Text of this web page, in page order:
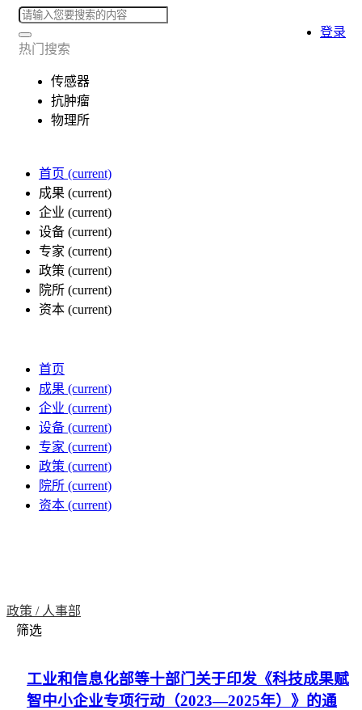
热门搜索
传感器
抗肿瘤
物理所
首页 (current)
成果 (current)
企业 (current)
设备 (current)
专家 (current)
政策 (current)
院所 (current)
资本 (current)
登录
首页
成果 (current)
企业 (current)
设备 (current)
专家 (current)
政策 (current)
院所 (current)
资本 (current)
政策 / 人事部
筛选
工业和信息化部等十部门关于印发《科技成果赋
智中小企业专项行动（2023—2025年）》的通